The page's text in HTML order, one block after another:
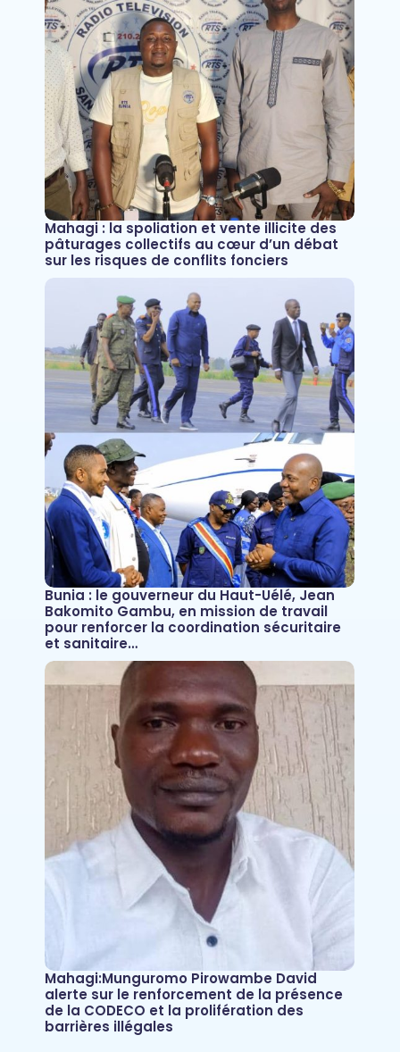
Mahagi : la spoliation et vente illicite des
pâturages collectifs au cœur d’un débat
sur les risques de conflits fonciers
Bunia : le gouverneur du Haut-Uélé, Jean
Bakomito Gambu, en mission de travail
pour renforcer la coordination sécuritaire
et sanitaire…
Mahagi:Munguromo Pirowambe David
alerte sur le renforcement de la présence
de la CODECO et la prolifération des
barrières illégales